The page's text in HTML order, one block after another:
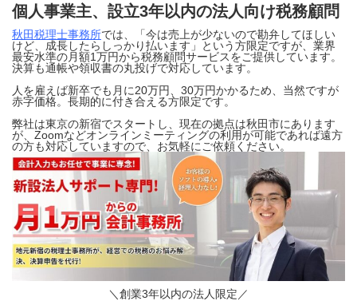
個人事業主、設立3年以内の法人向け税務顧問
秋田税理士事務所では、「今は売上が少ないので勘弁してほしい
けど、成長したらしっかり払います」という方限定ですが、業界
最安水準の月額1万円から税務顧問サービスをご提供しています。
決算も通帳や領収書の丸投げで対応しています。
人を雇えば新卒でも月に20万円、30万円かかるため、当然ですが
赤字価格。長期的に付き合える方限定です。
弊社は東京の新宿でスタートし、現在の拠点は秋田市にあります
が、Zoomなどオンラインミーティングの利用が可能であれば遠方
の方も対応していますので、お気軽にご依頼ください。
＼創業3年以内の法人限定／